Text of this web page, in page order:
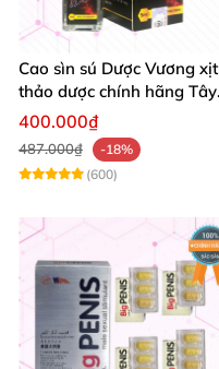
Cao sìn sú Dược Vương xịt
thảo dược chính hãng Tây
Nguyên tốt nhất
400.000₫
487.000₫
-18%
(600)